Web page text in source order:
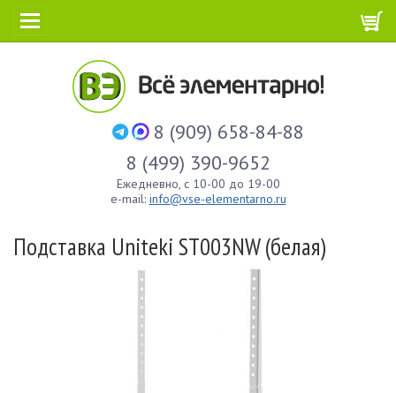
8 (909) 658-84-88
8 (499) 390-9652
Ежедневно, с 10-00 до 19-00
e-mail: info@vse-elementarno.ru
Подставка Uniteki ST003NW (белая)